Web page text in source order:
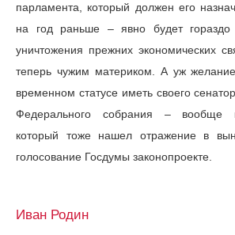
парламента, который должен его
на год раньше – явно будет гораздо
уничтожения прежних экономических
теперь чужим материком. А уж
временном статусе иметь своего
Федерального собрания – вообще
который тоже нашел отражение в
голосование Госдумы законопроекте.
Иван Родин